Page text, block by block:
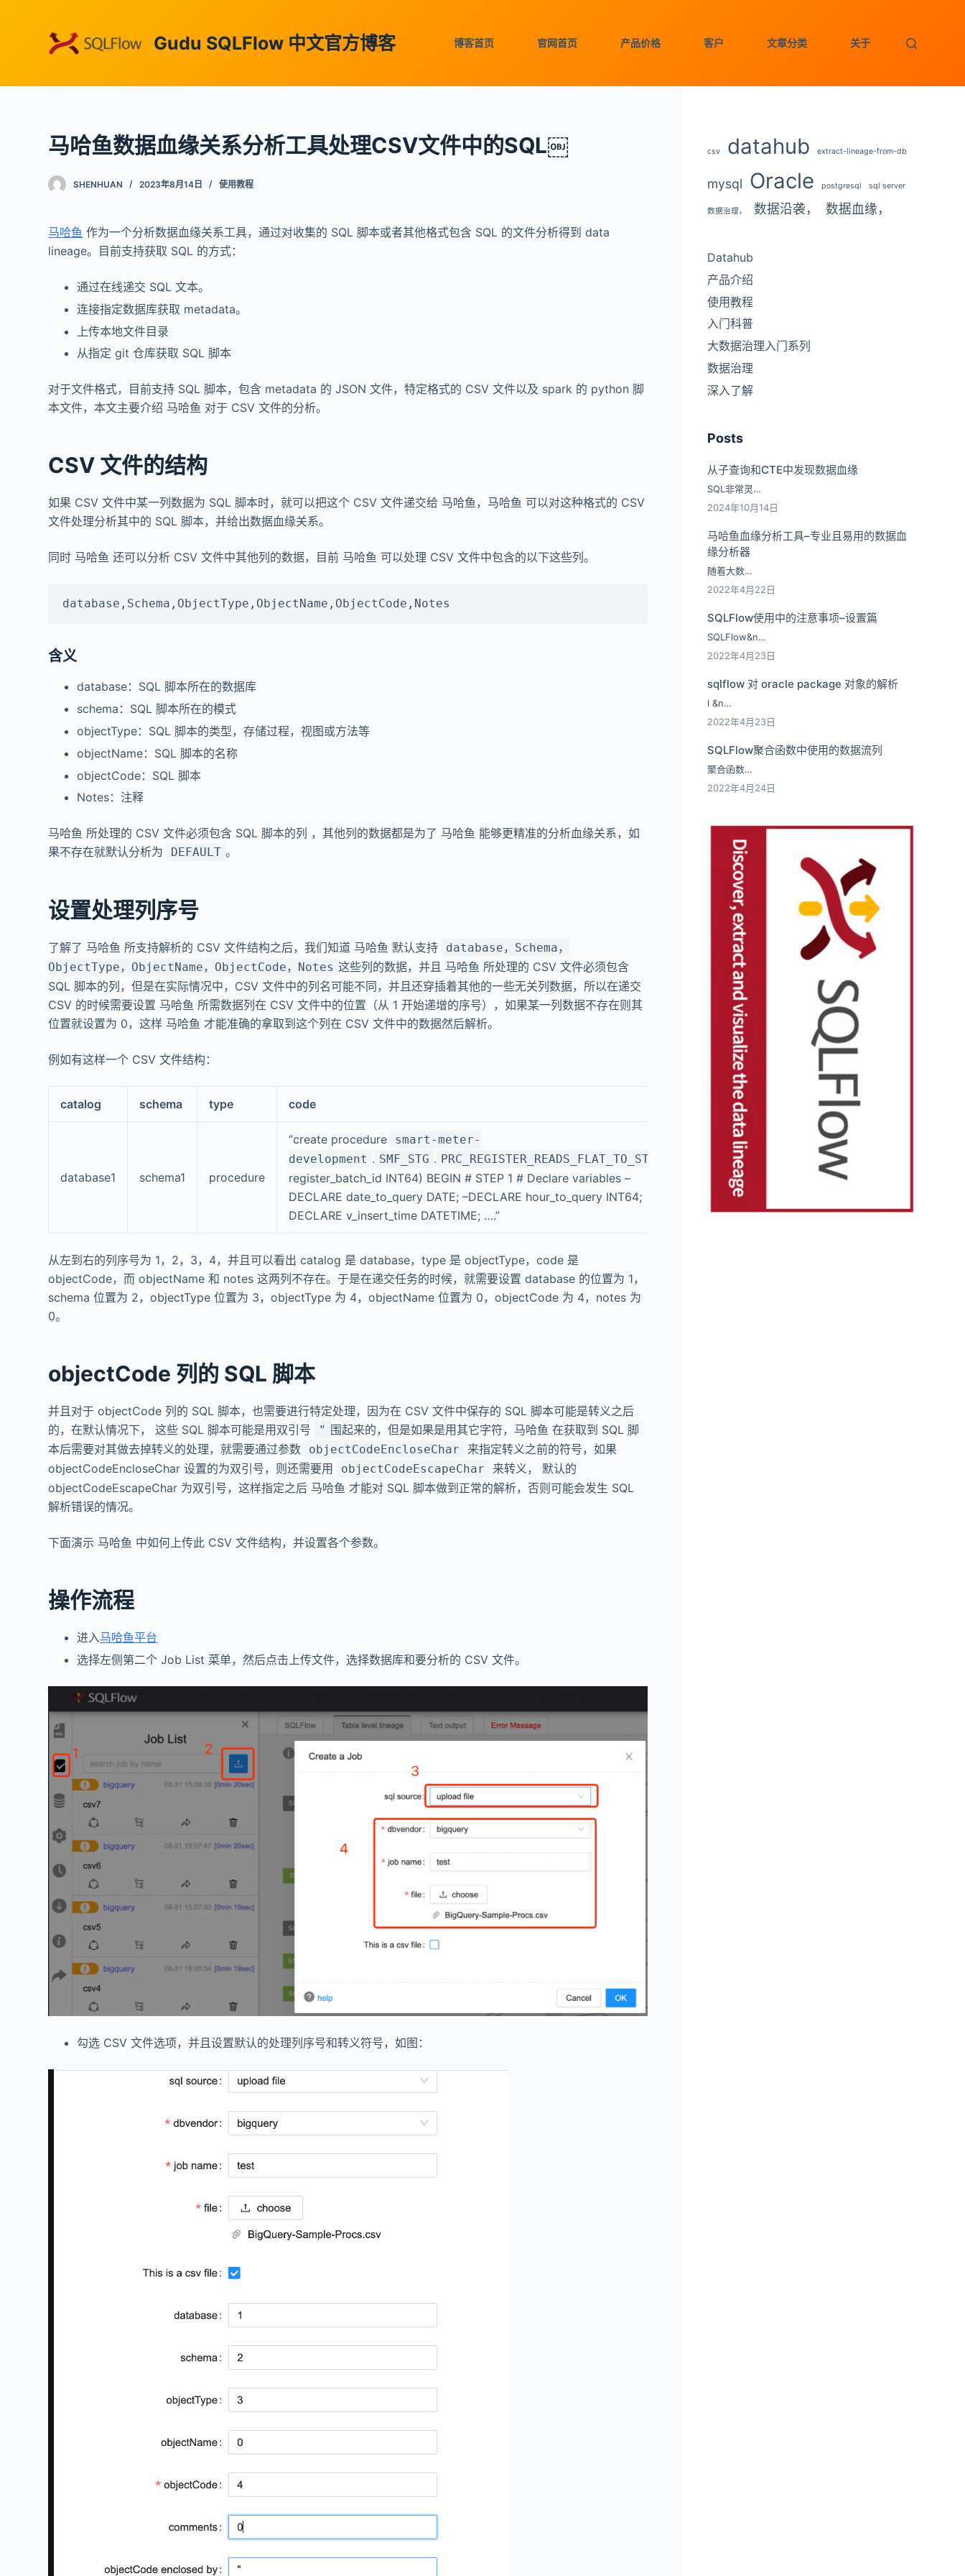
Gudu SQLFlow 中文官方博客 博客首页 官网首页 产品价格 客户 文章分类 关于
马哈鱼数据血缘关系分析工具处理CSV文件中的SQL￼
SHENHUAN 2023年8月14日 使用教程
马哈鱼 作为一个分析数据血缘关系工具，通过对收集的 SQL 脚本或者其他格式包含 SQL 的文件分析得到 data
lineage。目前支持获取 SQL 的方式：
通过在线递交 SQL 文本。
连接指定数据库获取 metadata。
上传本地文件目录
从指定 git 仓库获取 SQL 脚本
对于文件格式，目前支持 SQL 脚本，包含 metadata 的 JSON 文件，特定格式的 CSV 文件以及 spark 的 python 脚
本文件，本文主要介绍 马哈鱼 对于 CSV 文件的分析。
CSV 文件的结构
如果 CSV 文件中某一列数据为 SQL 脚本时，就可以把这个 CSV 文件递交给 马哈鱼，马哈鱼 可以对这种格式的 CSV
文件处理分析其中的 SQL 脚本，并给出数据血缘关系。
同时 马哈鱼 还可以分析 CSV 文件中其他列的数据，目前 马哈鱼 可以处理 CSV 文件中包含的以下这些列。
database,Schema,ObjectType,ObjectName,ObjectCode,Notes
含义
database：SQL 脚本所在的数据库
schema：SQL 脚本所在的模式
objectType：SQL 脚本的类型，存储过程，视图或方法等
objectName：SQL 脚本的名称
objectCode：SQL 脚本
Notes：注释
马哈鱼 所处理的 CSV 文件必须包含 SQL 脚本的列 ，其他列的数据都是为了 马哈鱼 能够更精准的分析血缘关系，如
果不存在就默认分析为
DEFAULT 。
设置处理列序号
了解了 马哈鱼 所支持解析的 CSV 文件结构之后，我们知道 马哈鱼 默认支持
database，Schema，
ObjectType，ObjectName，ObjectCode，Notes 这些列的数据，并且 马哈鱼 所处理的 CSV 文件必须包含
SQL 脚本的列，但是在实际情况中，CSV 文件中的列名可能不同，并且还穿插着其他的一些无关列数据，所以在递交
CSV 的时候需要设置 马哈鱼 所需数据列在 CSV 文件中的位置（从 1 开始递增的序号），如果某一列数据不存在则其
位置就设置为 0，这样 马哈鱼 才能准确的拿取到这个列在 CSV 文件中的数据然后解析。
例如有这样一个 CSV 文件结构：
catalog schema type code
database1 schema1 procedure
“create procedure
smart-meter-
development . SMF_STG . PRC_REGISTER_READS_FLAT_TO_STG
register_batch_id INT64) BEGIN # STEP 1 # Declare variables –
DECLARE date_to_query DATE; –DECLARE hour_to_query INT64;
DECLARE v_insert_time DATETIME; ….”
从左到右的列序号为 1，2，3，4，并且可以看出 catalog 是 database，type 是 objectType，code 是
objectCode，而 objectName 和 notes 这两列不存在。于是在递交任务的时候，就需要设置 database 的位置为 1，
schema 位置为 2，objectType 位置为 3，objectType 为 4，objectName 位置为 0，objectCode 为 4，notes 为
0。
objectCode 列的 SQL 脚本
并且对于 objectCode 列的 SQL 脚本，也需要进行特定处理，因为在 CSV 文件中保存的 SQL 脚本可能是转义之后
的，在默认情况下， 这些 SQL 脚本可能是用双引号
" 围起来的，但是如果是用其它字符，马哈鱼 在获取到 SQL 脚
本后需要对其做去掉转义的处理，就需要通过参数
objectCodeEncloseChar
来指定转义之前的符号，如果
objectCodeEncloseChar 设置的为双引号，则还需要用
objectCodeEscapeChar
来转义， 默认的
objectCodeEscapeChar 为双引号，这样指定之后 马哈鱼 才能对 SQL 脚本做到正常的解析，否则可能会发生 SQL
解析错误的情况。
下面演示 马哈鱼 中如何上传此 CSV 文件结构，并设置各个参数。
操作流程
进入马哈鱼平台
选择左侧第二个 Job List 菜单，然后点击上传文件，选择数据库和要分析的 CSV 文件。
勾选 CSV 文件选项，并且设置默认的处理列序号和转义符号，如图：
csv datahub extract-lineage-from-db
mysql Oracle postgresql sql server
数据治理， 数据沿袭， 数据血缘，
Datahub
产品介绍
使用教程
入门科普
大数据治理入门系列
数据治理
深入了解
Posts
从子查询和CTE中发现数据血缘
SQL非常灵…
2024年10月14日
马哈鱼血缘分析工具–专业且易用的数据血
缘分析器
随着大数…
2022年4月22日
SQLFlow使用中的注意事项–设置篇
SQLFlow&n…
2022年4月23日
sqlflow 对 oracle package 对象的解析
l &n…
2022年4月23日
SQLFlow聚合函数中使用的数据流列
聚合函数…
2022年4月24日